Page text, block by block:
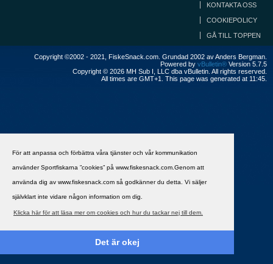
För att anpassa och förbättra våra tjänster och vår kommunikation
använder Sportfiskarna ”cookies” på www.fiskesnack.com.Genom att
använda dig av www.fiskesnack.com så godkänner du detta. Vi säljer
självklart inte vidare någon information om dig.
Klicka här för att läsa mer om cookies och hur du tackar nej till dem.
Det är okej
KONTAKTA OSS
COOKIEPOLICY
GÅ TILL TOPPEN
Copyright ©2002 - 2021, FiskeSnack.com. Grundad 2002 av Anders Bergman.
Powered by vBulletin® Version 5.7.5
Copyright © 2026 MH Sub I, LLC dba vBulletin. All rights reserved.
All times are GMT+1. This page was generated at 11:45.